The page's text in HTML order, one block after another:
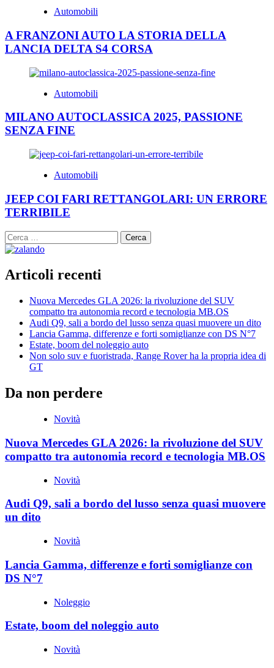
Automobili
A FRANZONI AUTO LA STORIA DELLA
LANCIA DELTA S4 CORSA
Automobili
MILANO AUTOCLASSICA 2025, PASSIONE
SENZA FINE
Automobili
JEEP COI FARI RETTANGOLARI: UN ERRORE
TERRIBILE
Ricerca
per:
Articoli recenti
Nuova Mercedes GLA 2026: la rivoluzione del SUV
compatto tra autonomia record e tecnologia MB.OS
Audi Q9, sali a bordo del lusso senza quasi muovere un dito
Lancia Gamma, differenze e forti somiglianze con DS N°7
Estate, boom del noleggio auto
Non solo suv e fuoristrada, Range Rover ha la propria idea di
GT
Da non perdere
Novità
Nuova Mercedes GLA 2026: la rivoluzione del SUV
compatto tra autonomia record e tecnologia MB.OS
Novità
Audi Q9, sali a bordo del lusso senza quasi muovere
un dito
Novità
Lancia Gamma, differenze e forti somiglianze con
DS N°7
Noleggio
Estate, boom del noleggio auto
Novità